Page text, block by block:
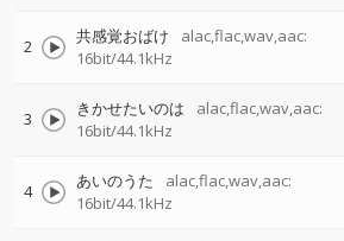
2 共感覚おばけ
alac,flac,wav,aac:
16bit/44.1kHz
3 きかせたいのは
alac,flac,wav,aac:
16bit/44.1kHz
4 あいのうた
alac,flac,wav,aac:
16bit/44.1kHz